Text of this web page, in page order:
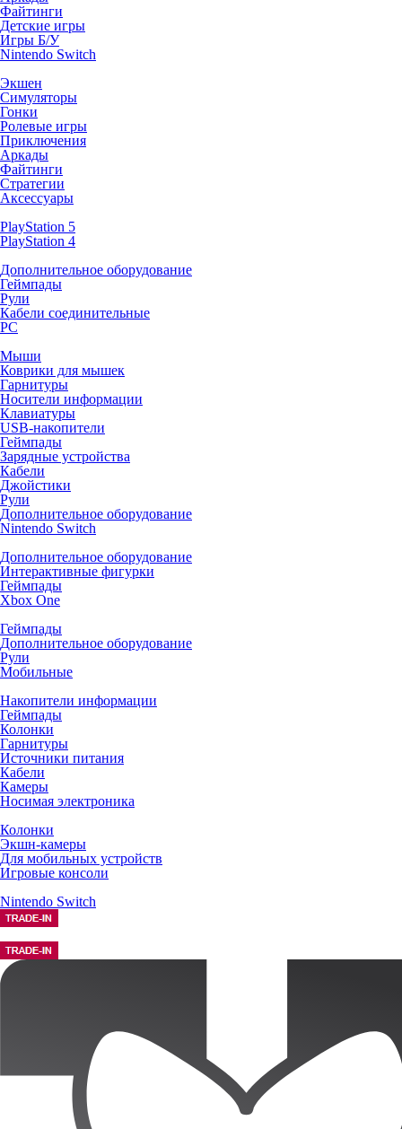
Файтинги
Детские игры
Игры Б/У
Nintendo Switch
Экшен
Симуляторы
Гонки
Ролевые игры
Приключения
Аркады
Файтинги
Стратегии
Аксессуары
PlayStation 5
PlayStation 4
Дополнительное оборудование
Геймпады
Рули
Кабели соединительные
PC
Мыши
Коврики для мышек
Гарнитуры
Носители информации
Клавиатуры
USB-накопители
Геймпады
Зарядные устройства
Кабели
Джойстики
Рули
Дополнительное оборудование
Nintendo Switch
Дополнительное оборудование
Интерактивные фигурки
Геймпады
Xbox One
Геймпады
Дополнительное оборудование
Рули
Мобильные
Накопители информации
Геймпады
Колонки
Гарнитуры
Источники питания
Кабели
Камеры
Носимая электроника
Колонки
Экшн-камеры
Для мобильных устройств
Игровые консоли
Nintendo Switch